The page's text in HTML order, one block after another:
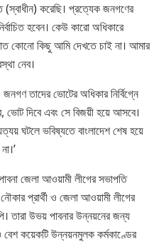
(স্বাধীন) করেছি। প্রত্যেক জনগণের
হবেন। কেউ কারো অধিকারে
কোনো কিছু আমি দেখতে চাই না। আমার
নেব।
তাদের ভোটের অধিকার নির্বিগ্নে
ভোট দিবে এবং সে বিজয়ী হয়ে আসবে।
ঘটলে ভবিষ্যতে বাংলাদেশ শেষ হয়ে
জেলা আওয়ামী লীগের সভাপতি
প্রার্থী ও জেলা আওয়ামী লীগের
তারা উভয় পাবনার উন্নয়নের জন্য
বেশ কয়েকটি উন্নয়নমুলক কর্মকাণ্ডের